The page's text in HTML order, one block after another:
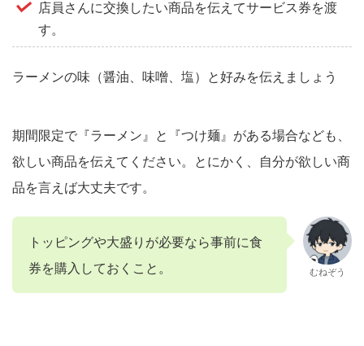
店員さんに交換したい商品を伝えてサービス券を渡
す。
ラーメンの味（醤油、味噌、塩）と好みを伝えましょう
期間限定で『ラーメン』と『つけ麺』がある場合なども、
欲しい商品を伝えてください。とにかく、自分が欲しい商
品を言えば大丈夫です。
トッピングや大盛りが必要なら事前に食
券を購入しておくこと。
むねぞう